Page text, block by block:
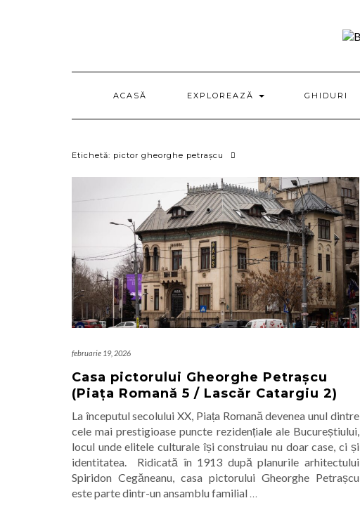
ACASĂ EXPLOREAZĂ GHIDURI
Etichetă: pictor gheorghe petrașcu
februarie 19, 2026
Casa pictorului Gheorghe Petrașcu
(Piața Romană 5 / Lascăr Catargiu 2)
La începutul secolului XX, Piața Romană devenea unul dintre
cele mai prestigioase puncte rezidențiale ale Bucureștiului,
locul unde elitele culturale își construiau nu doar case, ci și
identitatea. Ridicată în 1913 după planurile arhitectului
Spiridon Cegăneanu, casa pictorului Gheorghe Petrașcu
este parte dintr-un ansamblu familial …